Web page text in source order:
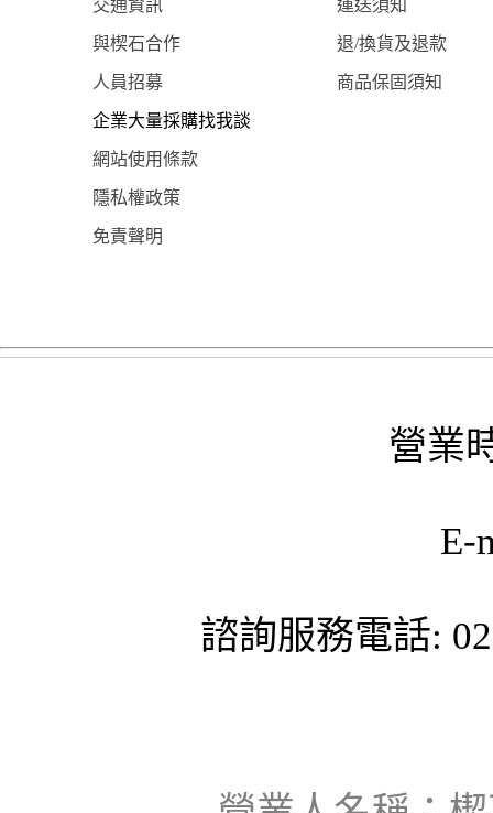
交通資訊 運送須知
與楔石合作 退/換貨及退款
人員招募 商品保固須知
企業大量採購找我談
網站使用條款
隱私權政策
免責聲明
營業
E-
諮詢服務電話: